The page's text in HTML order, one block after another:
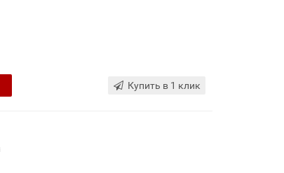
Купить в 1 клик